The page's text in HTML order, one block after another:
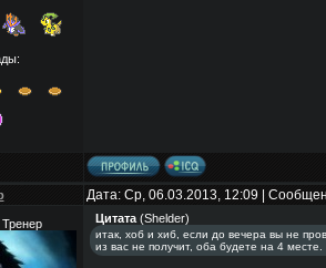
Дата: Ср, 06.03.2013, 12:09 |
Цитата(Shelder)
итак, хоб и хиб, если до вечера вы не
из вас не получит, оба будете на 4 месте.